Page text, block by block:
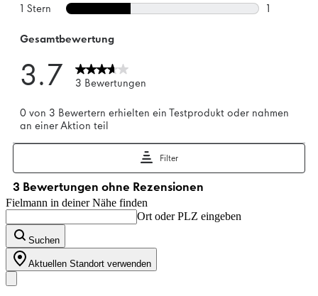
Fielmann in deiner Nähe finden
Ort oder PLZ eingeben
Suchen
Aktuellen Standort verwenden